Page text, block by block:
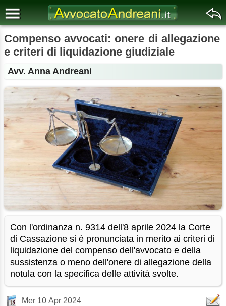
Compenso avvocati: onere di allegazione
e criteri di liquidazione giudiziale
Avv. Anna Andreani
Con l'ordinanza n. 9314 dell'8 aprile 2024 la Corte
di Cassazione si è pronunciata in merito ai criteri di
liquidazione del compenso dell'avvocato e della
sussistenza o meno dell'onere di allegazione della
notula con la specifica delle attività svolte.
Mer 10 Apr 2024